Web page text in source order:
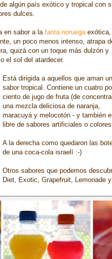
algún país exótico y tropical con
dulces.
en sabor a la fanta noruegaexótica,
un poco menos intenso, atrapa
quizá con un toque más dulzón y
el sol del atardecer.
Está dirigida a aquellos que aman un
sabor tropical. Contiene un cuatro
ciento de jugo de fruta (de
una mezcla deliciosa de naranja,
maracuyá y melocotón - y también
libre de sabores artificiales o
A la derecha como quedaron las
de una coca-cola israelí :-)
Otros sabores que podemos
Diet, Exotic, Grapefruit, Lemonade y